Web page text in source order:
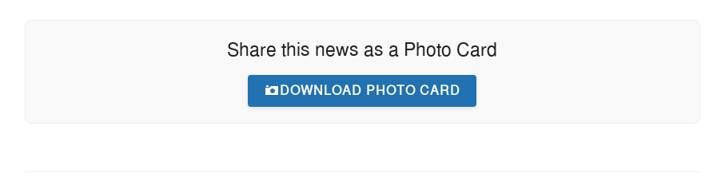
Share this news as a Photo Card
DOWNLOAD PHOTO CARD